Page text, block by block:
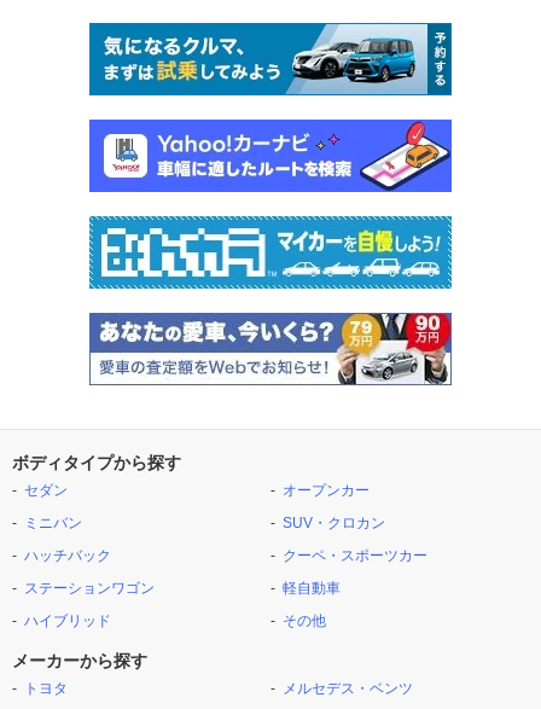
ボディタイプから探す
セダン
ミニバン
ハッチバック
ステーションワゴン
ハイブリッド
オープンカー
SUV・クロカン
クーペ・スポーツカー
軽自動車
その他
メーカーから探す
トヨタ
メルセデス・ベンツ